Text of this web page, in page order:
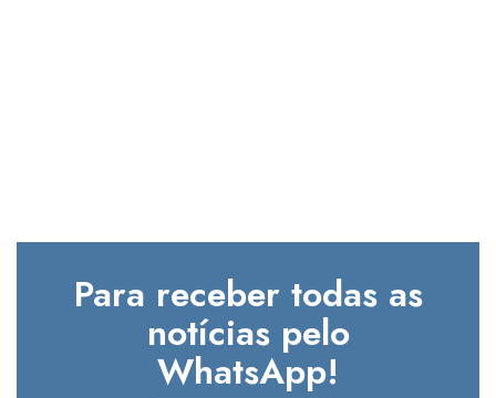
Para receber todas as
notícias pelo
WhatsApp!